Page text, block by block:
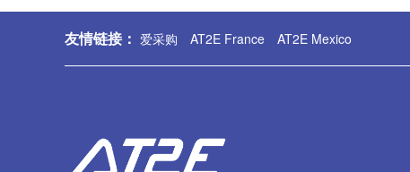
友情链接： 爱采购 AT2E France AT2E Mexico